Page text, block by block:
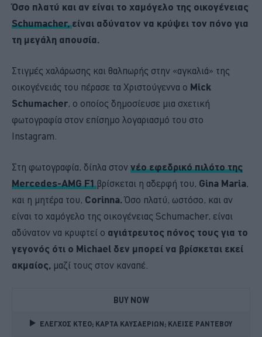
Όσο πλατύ και αν είναι το χαμόγελο της οικογένειας
Schumacher,είναι αδύνατον να κρύψει τον πόνο για
τη μεγάλη απουσία.
Στιγμές χαλάρωσης και θαλπωρής στην «αγκαλιά» της
οικογένειάς του πέρασε τα Χριστούγεννα ο Mick
Schumacher, ο οποίος δημοσίευσε μια σχετική
φωτογραφία στον επίσημο λογαριασμό του στο
Instagram.
Στη φωτογραφία, δίπλα στον νέο εφεδρικό πιλότο της
Mercedes-AMG F1βρίσκεται η αδερφή του, Gina Maria,
και η μητέρα του, Corinna.Όσο πλατύ, ωστόσο, και αν
είναι το χαμόγελο της οικογένειας Schumacher, είναι
αδύνατον να κρυφτεί ο αγιάτρευτος πόνος τους για το
γεγονός ότι ο Michael δεν μπορεί να βρίσκεται εκεί
ακμαίος, μαζί τους στον καναπέ.
BUY NOW
ΕΛΕΓΧΟΣ ΚΤΕΟ; ΚΑΡΤΑ ΚΑΥΣΑΕΡΙΩΝ; ΚΛΕΙΣΕ ΡΑΝΤΕΒΟΥ